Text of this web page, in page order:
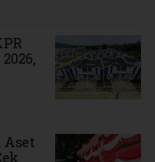
Aset